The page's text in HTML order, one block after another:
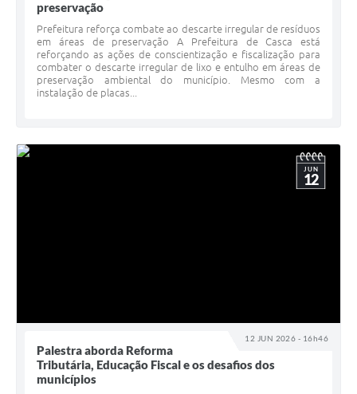
preservação
Prefeitura reforça combate ao descarte irregular de resíduos
em áreas de preservação A Prefeitura de Casca está
reforçando as ações de conscientização e fiscalização para
combater o descarte irregular de lixo e entulho em áreas de
preservação ambiental do município. Mesmo com a
instalação de placas...
12 JUN 2026 - 16h46
JUN
12
Palestra aborda Reforma
Tributária, Educação Fiscal e os desafios dos
municípios